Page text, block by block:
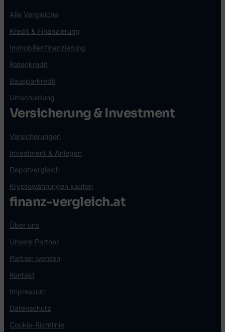
Alle Vergleiche
Kredit & Finanzierung
Immobilienfinanzierung
Ratenkredit
Bausparkredit
Umschuldung
Versicherung & Investment
Versicherungen
Investment & Anlegen
Depotvergleich
Kryptowährungen kaufen
finanz-vergleich.at
Über uns
Unsere Partner
Partner werden
Kontakt
Impressum
Datenschutz
Cookie-Richtlinie